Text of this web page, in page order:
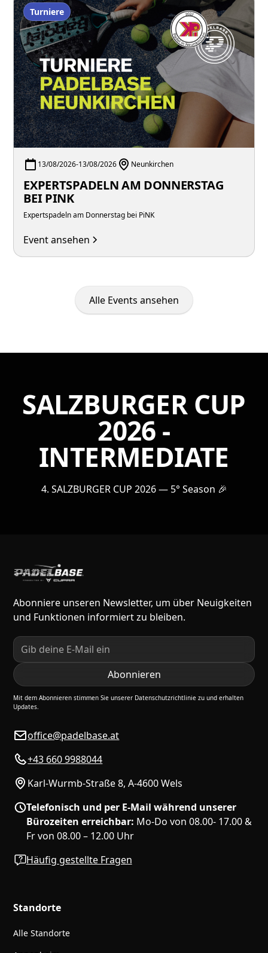
Turniere
13/08/2026-13/08/2026 Neunkirchen
EXPERTSPADELN AM DONNERSTAG
BEI PINK
Expertspadeln am Donnerstag bei PiNK
Event ansehen
Alle Events ansehen
SALZBURGER CUP
2026 -
INTERMEDIATE
4. SALZBURGER CUP 2026 — 5° Season 🎉
Abonniere unseren Newsletter, um über Neuigkeiten
und Funktionen informiert zu bleiben.
Mit dem Abonnieren stimmen Sie unserer Datenschutzrichtlinie zu und erhalten
Updates.
office@padelbase.at
+43 660 9988044
Karl-Wurmb-Straße 8, A-4600 Wels
Telefonisch und per E-Mail während unserer
Bürozeiten erreichbar: Mo-Do von 08.00- 17.00 &
Fr von 08.00 – 12.00 Uhr
Häufig gestellte Fragen
Standorte
Alle Standorte